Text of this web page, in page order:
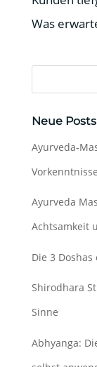
Was
Neue Posts
Ayurveda-
Vorkenntnisse
Ayurveda
Achtsamkeit
Die 3
Shirodhara
Sinne
Abhyanga: